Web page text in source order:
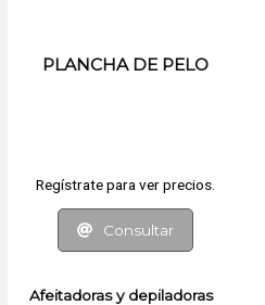
Afeitadoras y depiladoras
PLANCHA DE PELO
Regístrate para ver precios.
Consultar